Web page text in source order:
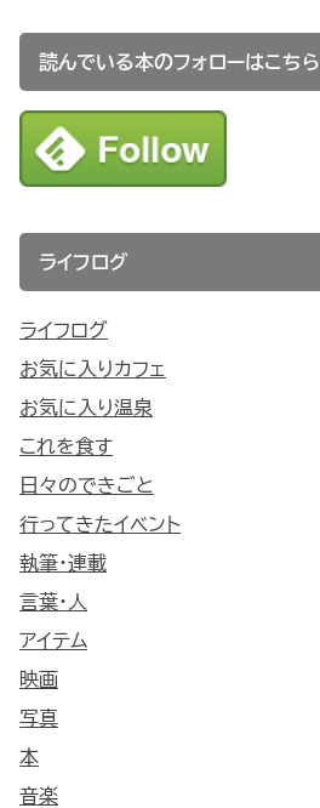
読んでいる本のフォローはこちら
ライフログ
ライフログ
お気に入りカフェ
お気に入り温泉
これを食す
日々のできごと
行ってきたイベント
執筆・連載
言葉・人
アイテム
映画
写真
本
音楽